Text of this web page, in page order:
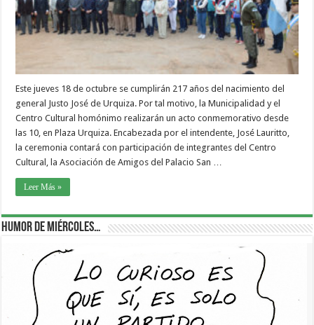
Este jueves 18 de octubre se cumplirán 217 años del nacimiento del
general Justo José de Urquiza. Por tal motivo, la Municipalidad y el
Centro Cultural homónimo realizarán un acto conmemorativo desde
las 10, en Plaza Urquiza. Encabezada por el intendente, José Lauritto,
la ceremonia contará con participación de integrantes del Centro
Cultural, la Asociación de Amigos del Palacio San …
Leer Más »
Humor de Miércoles…